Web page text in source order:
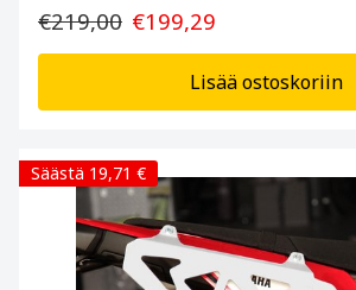
€219,00 €199,29
Lisää ostoskoriin
Säästä 19,71 €